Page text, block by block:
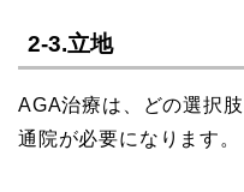
2-3.立地
AGA治療は、どの選択
通院が必要になります。